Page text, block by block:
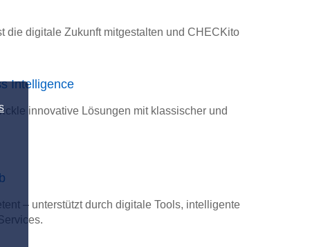
die digitale Zukunft mitgestalten und CHECKito
Intelligence
innovative Lösungen mit klassischer und
– unterstützt durch digitale Tools, intelligente